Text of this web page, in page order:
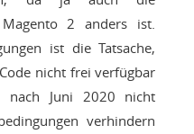
2 anders ist.
ist die Tatsache,
nicht frei verfügbar
Juni 2020 nicht
verhindern